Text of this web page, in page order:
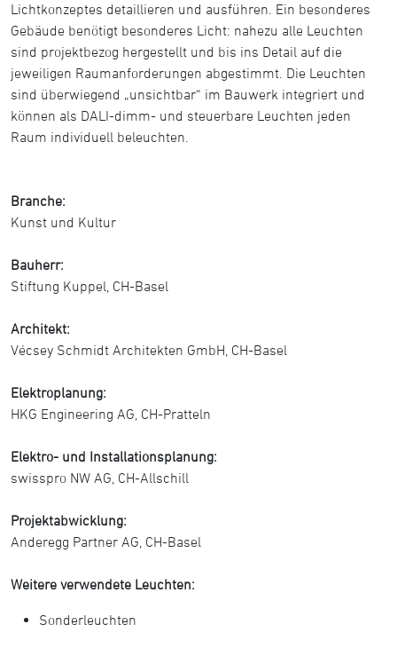
Lichtkonzeptes detaillieren und ausführen. Ein besonderes
Gebäude benötigt besonderes Licht: nahezu alle Leuchten
sind projektbezog hergestellt und bis ins Detail auf die
jeweiligen Raumanforderungen abgestimmt. Die Leuchten
sind überwiegend „unsichtbar“ im Bauwerk integriert und
können als DALI-dimm- und steuerbare Leuchten jeden
Raum individuell beleuchten.
Branche:
Kunst und Kultur
Bauherr:
Stiftung Kuppel, CH-Basel
Architekt:
Vécsey Schmidt Architekten GmbH, CH-Basel
Elektroplanung:
HKG Engineering AG, CH-Pratteln
Elektro- und Installationsplanung:
swisspro NW AG, CH-Allschill
Projektabwicklung:
Anderegg Partner AG, CH-Basel
Weitere verwendete Leuchten:
Sonderleuchten